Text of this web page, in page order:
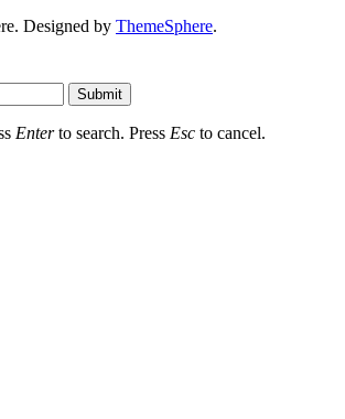
Designed by ThemeSphere.
Submit
Enterto search. Press Esc to cancel.